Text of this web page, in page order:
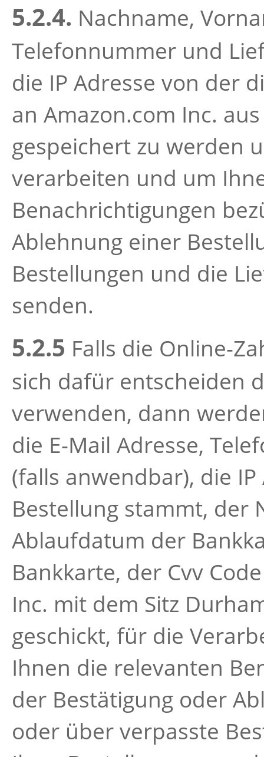
5.2.4. Nachname,
Telefonnummer und
die IP Adresse von der
an Amazon.com Inc.
gespeichert zu werden
verarbeiten und um
Benachrichtigungen
Ablehnung einer
Bestellungen und die
senden.
5.2.5 Falls die Online-
sich dafür entscheiden
verwenden, dann
die E-Mail Adresse,
(falls anwendbar), die
Bestellung stammt, der
Ablaufdatum der
Bankkarte, der Cvv
Inc. mit dem Sitz
geschickt, für die
Ihnen die relevanten
der Bestätigung oder
oder über verpasste